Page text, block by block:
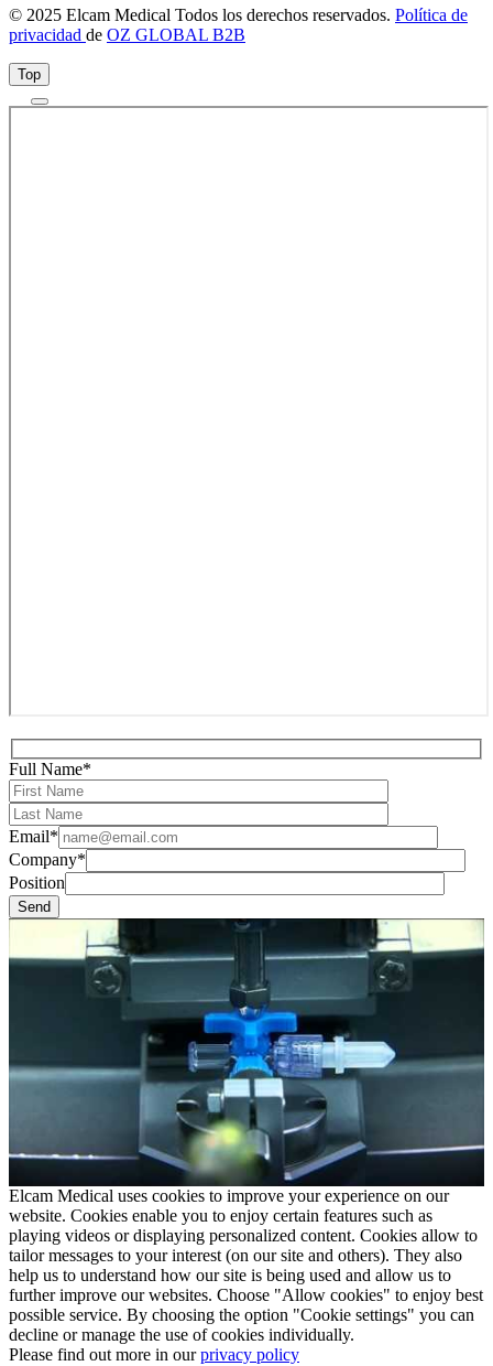
© 2025 Elcam Medical Todos los derechos reservados. Política de
privacidad de OZ GLOBAL B2B
Top
Full Name*
Email*
Company*
Position
Elcam Medical uses cookies to improve your experience on our
website. Cookies enable you to enjoy certain features such as
playing videos or displaying personalized content. Cookies allow to
tailor messages to your interest (on our site and others). They also
help us to understand how our site is being used and allow us to
further improve our websites. Choose "Allow cookies" to enjoy best
possible service. By choosing the option "Cookie settings" you can
decline or manage the use of cookies individually.
Please find out more in ourprivacy policy